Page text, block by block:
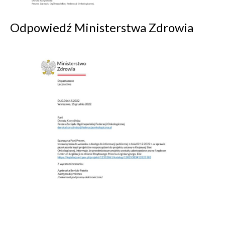
Odpowiedź Ministerstwa Zdrowia